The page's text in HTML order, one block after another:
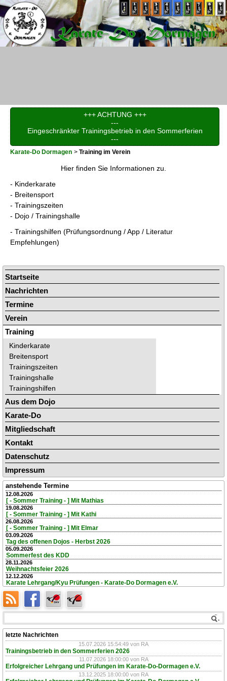
+++ ACHTUNG +++
---
Eingeschränkter Trainingsbetrieb in den Sommerferien
---
Karate-Do Dormagen Training im Verein
Hier finden Sie Informationen zu.
- Kinderkarate
- Breitensport
- Trainingszeiten
- Dojo / Trainingshalle
- Trainingshilfen (Prüfungsordnung / App / Literatur
Empfehlungen)
Navigation
überspringen
Startseite
Nachrichten
Termine
Verein
Training
Kinderkarate
Breitensport
Trainingszeiten
Trainingshalle
Trainingshilfen
Aus dem Dojo
Karate-Do
Mitgliedschaft
Kontakt
Datenschutz
Impressum
anstehende Termine
12.08.2026
[ - Sommer Training - ] Mit Mathias
19.08.2026
[ - Sommer Training - ] Mit Kathi
26.08.2026
[ - Sommer Training - ] Mit Elmar
03.09.2026
Tag des offenen Dojos - Herbst 2026
05.09.2026
Sommerfest des KDD
28.11.2026
Weihnachtsfeier 2026
12.12.2026
Karate Lehrgang/Kyu Prüfungen - Karate-Do Dormagen e.V.
letzte Nachrichten
15.07.2026 15:54:49 von RA
Trainingsbetrieb in den Sommerferien 2026
11.07.2026 18:00:00 von RA
Erfolgreicher Lehrgang und Prüfungen im Karate-Do-Dormagen e.V.
13.12.2025 18:00:00 von RA